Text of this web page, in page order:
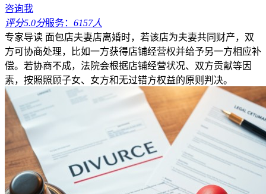
咨询我
评分5.0分服务： 6157人
专家导读 面包店夫妻店离婚时，若该店为夫妻共同财产，双
方可协商处理，比如一方获得店铺经营权并给予另一方相应补
偿。若协商不成，法院会根据店铺经营状况、双方贡献等因
素，按照照顾子女、女方和无过错方权益的原则判决。